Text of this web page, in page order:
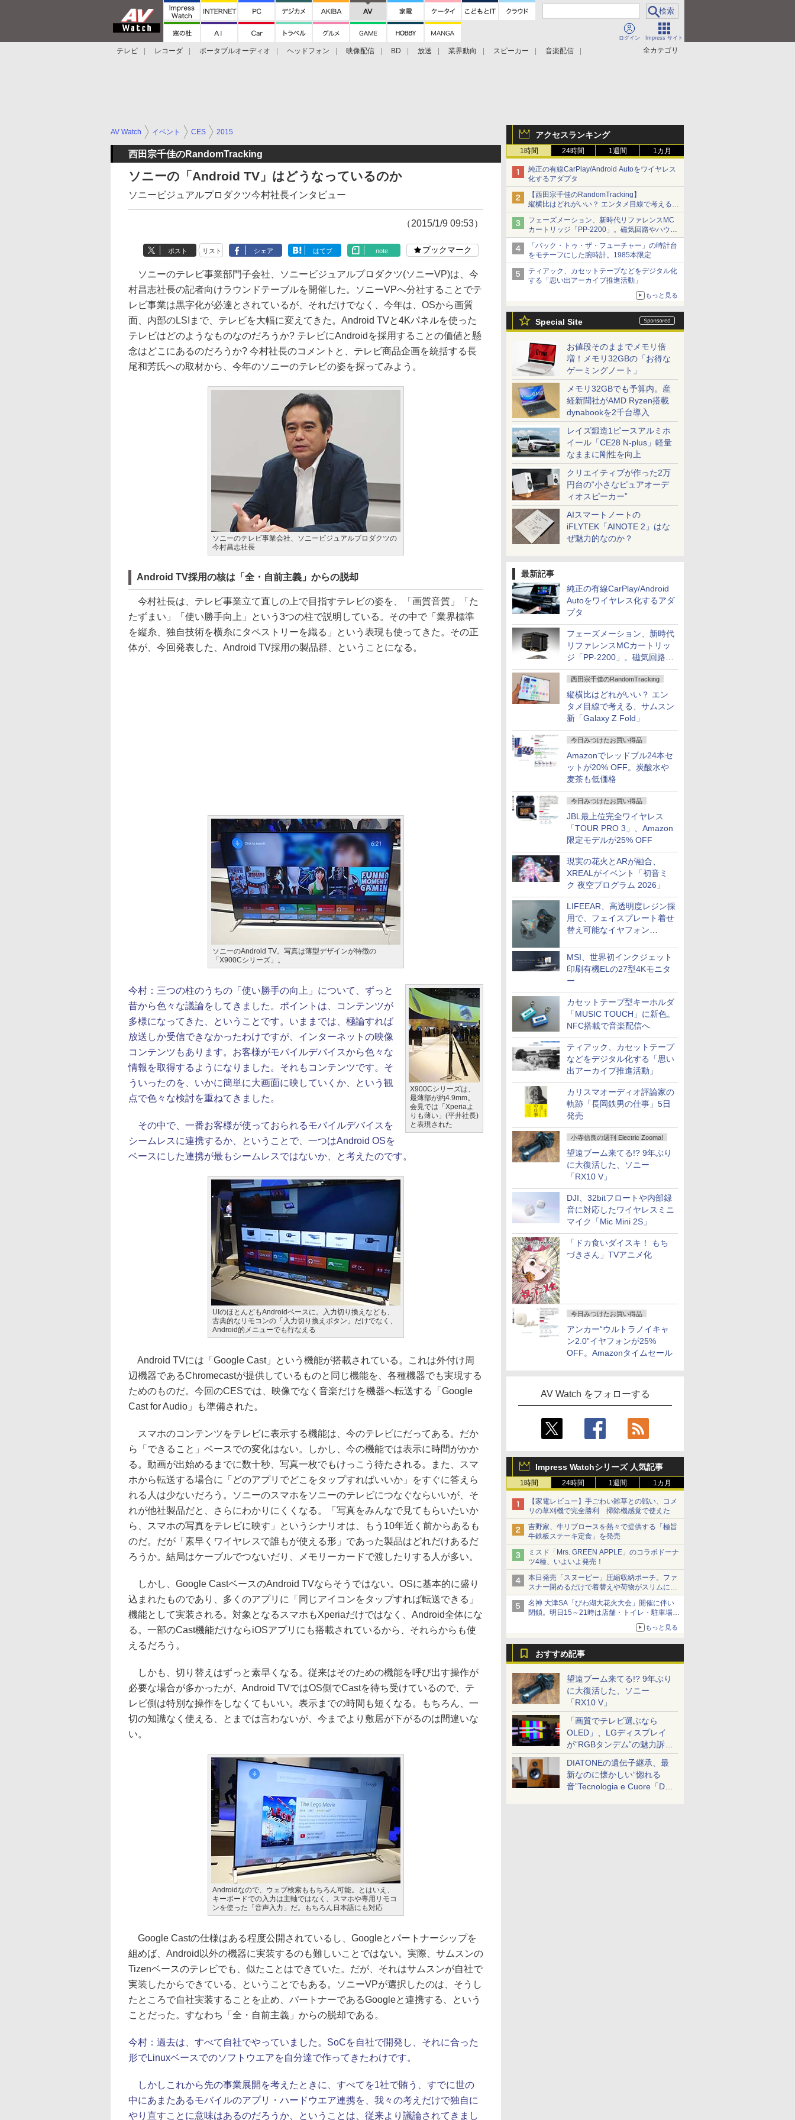
ログイン Impress サイト
全カテゴリ
テレビ レコーダ ポータブルオーディオ ヘッドフォン 映像配信 BD 放送 業界動向 スピーカー
音楽配信
アクセスランキング
1時間 24時間 1週間 1カ月
純正の有線CarPlay/Android Autoをワイヤレス
化するアダプタ
【西田宗千佳のRandomTracking】
縦横比はどれがいい？ エンタメ目線で考える、
サムスン新「Galaxy Z Fold」
フェーズメーション、新時代リファレンスMC
カートリッジ「PP-2200」。磁気回路やハウジ
ングを根本から見直し
「バック・トゥ・ザ・フューチャー」の時計台
をモチーフにした腕時計。1985本限定
ティアック、カセットテープなどをデジタル化
する「思い出アーカイブ推進活動」
もっと見る
Special Site
お値段そのままでメモリ倍
増！メモリ32GBの「お得な
ゲーミングノート」
メモリ32GBでも予算内。産
経新聞社がAMD Ryzen搭載
dynabookを2千台導入
レイズ鍛造1ピースアルミホ
イール「CE28 N-plus」軽量
なままに剛性を向上
クリエイティブが作った2万
円台の“小さなピュアオーデ
ィオスピーカー”
AIスマートノートの
iFLYTEK「AINOTE 2」はな
ぜ魅力的なのか？
最新記事
純正の有線CarPlay/Android
Autoをワイヤレス化するアダ
プタ
フェーズメーション、新時代
リファレンスMCカートリッ
ジ「PP-2200」。磁気回路や
ハウジングを根本から見直し
西田宗千佳のRandomTracking
縦横比はどれがいい？ エン
タメ目線で考える、サムスン
新「Galaxy Z Fold」
今日みつけたお買い得品
Amazonでレッドブル24本セ
ットが20% OFF。炭酸水や
麦茶も低価格
今日みつけたお買い得品
JBL最上位完全ワイヤレス
「TOUR PRO 3」、Amazon
限定モデルが25% OFF
現実の花火とARが融合、
XREALがイベント「初音ミ
ク 夜空プログラム 2026」
LIFEEAR、高透明度レジン採
用で、フェイスプレート着せ
替え可能なイヤフォン
MSI、世界初インクジェット
印刷有機ELの27型4Kモニタ
ー
カセットテープ型キーホルダ
「MUSIC TOUCH」に新色。
NFC搭載で音楽配信へ
ティアック、カセットテープ
などをデジタル化する「思い
出アーカイブ推進活動」
カリスマオーディオ評論家の
軌跡「長岡鉄男の仕事」5日
発売
小寺信良の週刊 Electric Zooma!
望遠ブーム来てる!? 9年ぶり
に大復活した、ソニー
「RX10 V」
DJI、32bitフロートや内部録
音に対応したワイヤレスミニ
マイク「Mic Mini 2S」
「ドカ食いダイスキ！ もち
づきさん」TVアニメ化
今日みつけたお買い得品
アンカー“ウルトラノイキャ
ン2.0”イヤフォンが25%
OFF。Amazonタイムセール
AV Watch をフォローする
Impress Watchシリーズ 人気記事
1時間 24時間 1週間 1カ月
【家電レビュー】手ごわい雑草との戦い、コメ
リの草刈機で完全勝利 掃除機感覚で使えた
吉野家、牛リブロースを熱々で提供する「極旨
牛鉄板ステーキ定食」を発売
ミスド「Mrs. GREEN APPLE」のコラボドーナ
ツ4種、いよいよ発売！
本日発売「スヌーピー」圧縮収納ポーチ。ファ
スナー閉めるだけで着替えや荷物がスリムにま
とまる
名神 大津SA「びわ湖大花火大会」開催に伴い
閉鎖。明日15～21時は店舗・トイレ・駐車場の
もっと見る
おすすめ記事
望遠ブーム来てる!? 9年ぶり
に大復活した、ソニー
「RX10 V」
「画質でテレビ選ぶなら
OLED」、LGディスプレイ
が“RGBタンデム”の魅力訴
求。液晶とのガチ比較も
DIATONEの遺伝子継承、最
新なのに懐かしい“惚れる
音”Tecnologia e Cuore「DS-
AV Watch イベント CES 2015
西田宗千佳のRandomTracking
ソニーの「Android TV」はどうなっているのか
ソニービジュアルプロダクツ今村社長インタビュー
（2015/1/9 09:53）
ポスト リスト シェア はてブ note ブックマーク
ソニーのテレビ事業部門子会社、ソニービジュアルプロダクツ(ソニーVP)は、今
村昌志社長の記者向けラウンドテーブルを開催した。ソニーVPへ分社することでテ
レビ事業は黒字化が必達とされているが、それだけでなく、今年は、OSから画質
面、内部のLSIまで、テレビを大幅に変えてきた。Android TVと4Kパネルを使った
テレビはどのようなものなのだろうか? テレビにAndroidを採用することの価値と懸
念はどこにあるのだろうか? 今村社長のコメントと、テレビ商品企画を統括する長
尾和芳氏への取材から、今年のソニーのテレビの姿を探ってみよう。
ソニーのテレビ事業会社、ソニービジュアルプロダクツの
今村昌志社長
Android TV採用の核は「全・自前主義」からの脱却
今村社長は、テレビ事業立て直しの上で目指すテレビの姿を、「画質音質」「た
たずまい」「使い勝手向上」という3つの柱で説明している。その中で「業界標準
を縦糸、独自技術を横糸にタペストリーを織る」という表現も使ってきた。その正
体が、今回発表した、Android TV採用の製品群、ということになる。
ソニーのAndroid TV。写真は薄型デザインが特徴の
「X900Cシリーズ」。
X900Cシリーズは、
最薄部が約4.9mm。
会見では「Xperiaよ
りも薄い」(平井社長)
と表現された
今村： 三つの柱のうちの「使い勝手の向上」について、ずっと
昔から色々な議論をしてきました。ポイントは、コンテンツが
多様になってきた、ということです。いままでは、極論すれば
放送しか受信できなかったわけですが、インターネットの映像
コンテンツもあります。お客様がモバイルデバイスから色々な
情報を取得するようになりました。それもコンテンツです。そ
ういったのを、いかに簡単に大画面に映していくか、という観
点で色々な検討を重ねてきました。
その中で、一番お客様が使っておられるモバイルデバイスを
シームレスに連携するか、ということで、一つはAndroid OSを
ベースにした連携が最もシームレスではないか、と考えたのです。
UIのほとんどもAndroidベースに。入力切り換えなども、
古典的なリモコンの「入力切り換えボタン」だけでなく、
Android的メニューでも行なえる
Android TVには「Google Cast」という機能が搭載されている。これは外付け周
辺機器であるChromecastが提供しているものと同じ機能を、各種機器でも実現する
ためのものだ。今回のCESでは、映像でなく音楽だけを機器へ転送する「Google
Cast for Audio」も準備された。
スマホのコンテンツをテレビに表示する機能は、今のテレビにだってある。だか
ら「できること」ベースでの変化はない。しかし、今の機能では表示に時間がかか
る。動画が出始めるまでに数十秒、写真一枚でもけっこう待たされる。また、スマ
ホから転送する場合に「どのアプリでどこをタップすればいいか」をすぐに答えら
れる人は少ないだろう。ソニーのスマホをソニーのテレビにつなぐならいいが、そ
れが他社製品だと、さらにわかりにくくなる。「写真をみんなで見てもらいたいか
ら、スマホの写真をテレビに映す」というシナリオは、もう10年近く前からあるも
のだ。だが「素早くワイヤレスで誰もが使える形」であった製品はどれだけあるだ
ろうか。結局はケーブルでつないだり、メモリーカードで渡したりする人が多い。
しかし、Google CastベースのAndroid TVならそうではない。OSに基本的に盛り
込まれたものであり、多くのアプリに「同じアイコンをタップすれば転送できる」
機能として実装される。対象となるスマホもXperiaだけではなく、Android全体にな
る。一部のCast機能だけならiOSアプリにも搭載されているから、それらからも使
えるだろう。
しかも、切り替えはずっと素早くなる。従来はそのための機能を呼び出す操作が
必要な場合が多かったが、Android TVではOS側でCastを待ち受けているので、テ
レビ側は特別な操作をしなくてもいい。表示までの時間も短くなる。もちろん、一
切の知識なく使える、とまでは言わないが、今までより敷居が下がるのは間違いな
い。
Androidなので、ウェブ検索ももちろん可能。とはいえ、
キーボードでの入力は主軸ではなく、スマホや専用リモコ
ンを使った「音声入力」だ。もちろん日本語にも対応
Google Castの仕様はある程度公開されているし、Googleとパートナーシップを
組めば、Android以外の機器に実装するのも難しいことではない。実際、サムスンの
Tizenベースのテレビでも、似たことはできていた。だが、それはサムスンが自社で
実装したからできている、ということでもある。ソニーVPが選択したのは、そうし
たところで自社実装することを止め、パートナーであるGoogleと連携する、という
ことだった。すなわち「全・自前主義」からの脱却である。
今村： 過去は、すべて自社でやっていました。SoCを自社で開発し、それに合った
形でLinuxベースでのソフトウエアを自分達で作ってきたわけです。
しかしこれから先の事業展開を考えたときに、すべてを1社で賄う、すでに世の
中にあまたあるモバイルのアプリ・ハードウエア連携を、我々の考えだけで独自に
やり直すことに意味はあるのだろうか、ということは、従来より議論されてきまし